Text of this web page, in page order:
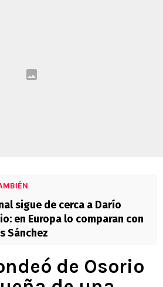
sigue de cerca a Darío
en Europa lo comparan con
Sánchez
de Osorio